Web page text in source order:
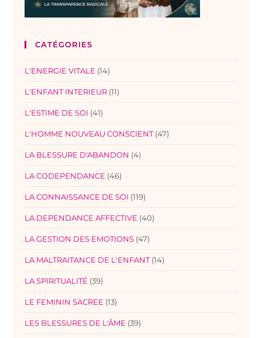
CATÉGORIES
L'ENERGIE VITALE (14)
L'ENFANT INTERIEUR (11)
L'ESTIME DE SOI (41)
L'HOMME NOUVEAU CONSCIENT (47)
LA BLESSURE D'ABANDON (4)
LA CODEPENDANCE (46)
LA CONNAISSANCE DE SOI (119)
LA DEPENDANCE AFFECTIVE (40)
LA GESTION DES EMOTIONS (47)
LA MALTRAITANCE DE L'ENFANT (14)
LA SPIRITUALITÉ (39)
LE FEMININ SACREE (13)
LES BLESSURES DE L'ÂME (39)